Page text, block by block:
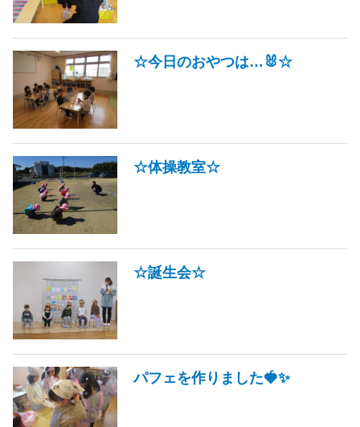
☆今日のおやつは…🐰☆
☆体操教室☆
☆誕生会☆
パフェを作りました🍓✨